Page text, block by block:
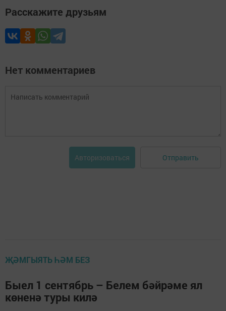
Расскажите друзьям
Нет комментариев
Авторизоваться Отправить
ҖӘМГЫЯТЬ ҺӘМ БЕЗ
Быел 1 сентябрь – Белем бәйрәме ял
көненә туры килә